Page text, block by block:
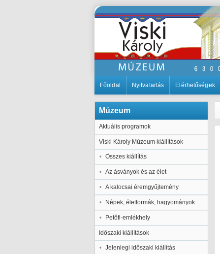
Főoldal Nyitvatartás Elérhetőségek
Múzeum
Aktuális programok
Viski Károly Múzeum kiállítások
Összes kiállítás
Az ásványok és az élet
A kalocsai éremgyűjtemény
Népek, életformák, hagyományok
Petőfi-emlékhely
Időszaki kiállítások
Jelenlegi időszaki kiállítás